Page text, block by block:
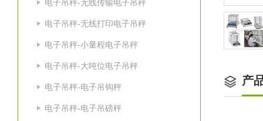
电子吊秤-无线传输电子吊秤
电子吊秤-无线打印电子吊秤
电子吊秤-小量程电子吊秤
电子吊秤-大吨位电子吊秤
电子吊秤-电子吊钩秤
电子吊秤-电子吊磅秤
产